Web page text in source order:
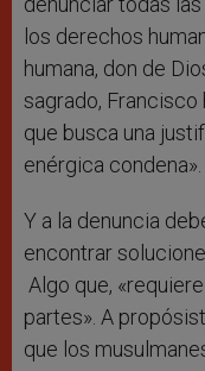
los derechos
humana, don de
sagrado, Francisco
que busca una
enérgica condena».
Y a la denuncia
encontrar
Algo que,
partes». A
que los